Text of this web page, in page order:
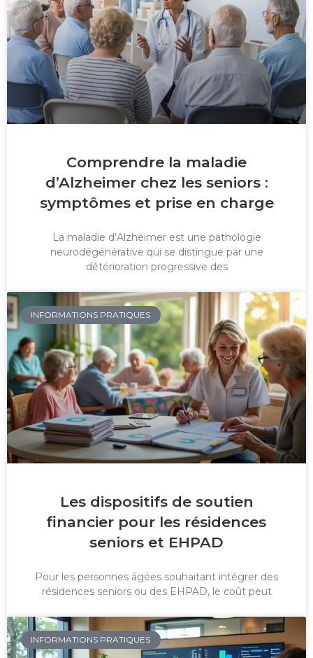
Comprendre la maladie
d’Alzheimer chez les seniors :
symptômes et prise en charge
La maladie d’Alzheimer est une pathologie
neurodégénérative qui se distingue par une
détérioration progressive des
INFORMATIONS PRATIQUES
Les dispositifs de soutien
financier pour les résidences
seniors et EHPAD
Pour les personnes âgées souhaitant intégrer des
résidences seniors ou des EHPAD, le coût peut
INFORMATIONS PRATIQUES